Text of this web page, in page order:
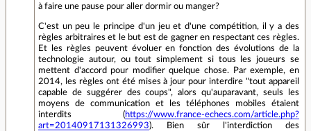
à faire une pause pour aller dormir ou manger?
C'est un peu le principe d'un jeu et d'une compétition, il y a des
règles arbitraires et le but est de gagner en respectant ces règles.
Et les règles peuvent évoluer en fonction des évolutions de la
technologie autour, ou tout simplement si tous les joueurs se
mettent d'accord pour modifier quelque chose. Par exemple, en
2014, les règles ont été mises à jour pour interdire "tout appareil
capable de suggérer des coups", alors qu'auparavant, seuls les
moyens de communication et les téléphones mobiles étaient
interdits (https://www.france-echecs.com/article.php?
art=20140917131326993). Bien sûr l'interdiction des